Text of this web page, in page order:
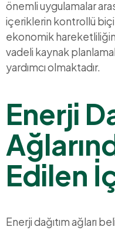
önemli uygulamalar
içeriklerin kontrollü
ekonomik
vadeli kaynak
yardımcı olmaktadır.
Enerji
Edilen
Enerji dağıtım ağları